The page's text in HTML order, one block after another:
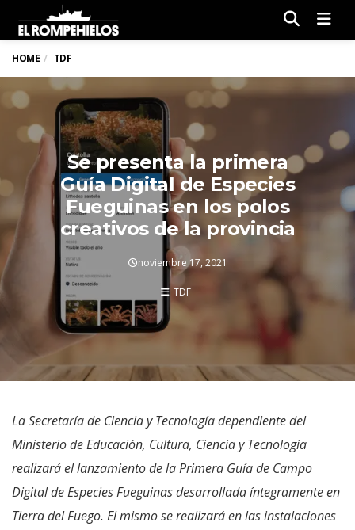
HOME TDF
Se presenta la primera
Guía Digital de Especies
Fueguinas en los polos
creativos de la provincia
noviembre 17, 2021
TDF
La Secretaría de Ciencia y Tecnología dependiente del
Ministerio de Educación, Cultura, Ciencia y Tecnología
realizará el lanzamiento de la Primera Guía de Campo
Digital de Especies Fueguinas desarrollada íntegramente en
Tierra del Fuego. El mismo se realizará en las instalaciones